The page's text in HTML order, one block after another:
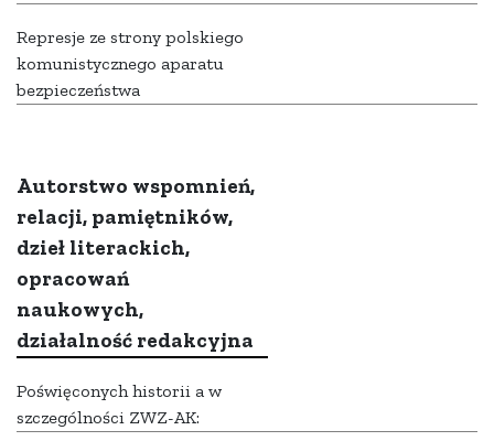
Represje ze strony polskiego
komunistycznego aparatu
bezpieczeństwa
Autorstwo wspomnień,
relacji, pamiętników,
dzieł literackich,
opracowań
naukowych,
działalność redakcyjna
Poświęconych historii a w
szczególności ZWZ-AK: